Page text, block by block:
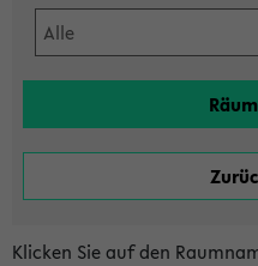
Klicken Sie auf den